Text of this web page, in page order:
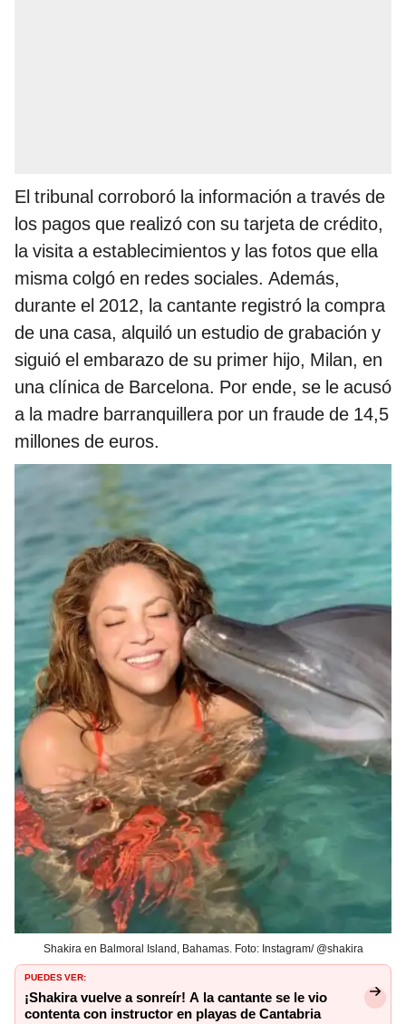
El tribunal corroboró la información a través de
los pagos que realizó con su tarjeta de crédito,
la visita a establecimientos y las fotos que ella
misma colgó en redes sociales. Además,
durante el 2012, la cantante registró la compra
de una casa, alquiló un estudio de grabación y
siguió el embarazo de su primer hijo, Milan, en
una clínica de Barcelona. Por ende, se le acusó
a la madre barranquillera por un fraude de 14,5
millones de euros.
Shakira en Balmoral Island, Bahamas. Foto: Instagram/ @shakira
PUEDES VER:
¡Shakira vuelve a sonreír! A la cantante se le vio
contenta con instructor en playas de Cantabria